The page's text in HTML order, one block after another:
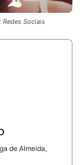
Sociais
de Almeida,